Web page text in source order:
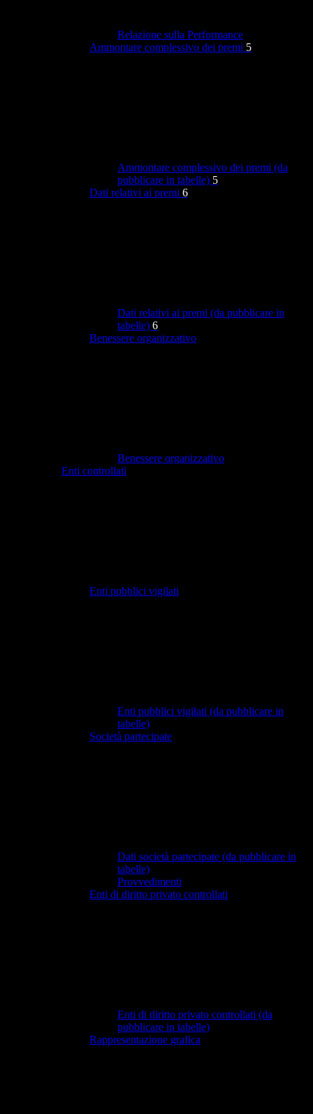
Relazione sulla Performance
Ammontare complessivo dei premi 5
Ammontare complessivo dei premi (da
pubblicare in tabelle) 5
Dati relativi ai premi 6
Dati relativi ai premi (da pubblicare in
tabelle) 6
Benessere organizzativo
Benessere organizzativo
Enti controllati
Enti pubblici vigilati
Enti pubblici vigilati (da pubblicare in
tabelle)
Società partecipate
Dati società partecipate (da pubblicare in
tabelle)
Provvedimenti
Enti di diritto privato controllati
Enti di diritto privato controllati (da
pubblicare in tabelle)
Rappresentazione grafica